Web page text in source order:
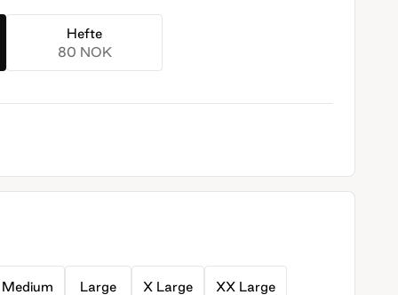
Hefte
80 NOK
Medium Large X Large XX Large